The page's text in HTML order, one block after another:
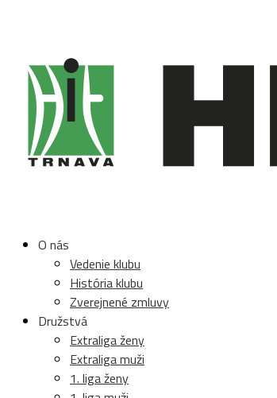
O nás
Vedenie klubu
História klubu
Zverejnené zmluvy
Družstvá
Extraliga ženy
Extraliga muži
1. liga ženy